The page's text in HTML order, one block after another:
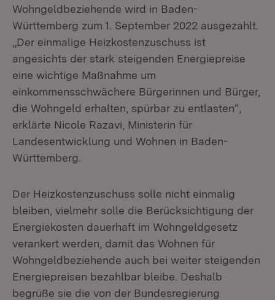
Wohngeldbeziehende wird in Baden-
Württemberg zum 1. September 2022 ausgezahlt.
„Der einmalige Heizkostenzuschuss ist
angesichts der stark steigenden Energiepreise
eine wichtige Maßnahme um
einkommensschwächere Bürgerinnen und Bürger,
die Wohngeld erhalten, spürbar zu entlasten“,
erklärte Nicole Razavi, Ministerin für
Landesentwicklung und Wohnen in Baden-
Württemberg.
Der Heizkostenzuschuss solle nicht einmalig
bleiben, vielmehr solle die Berücksichtigung der
Energiekosten dauerhaft im Wohngeldgesetz
verankert werden, damit das Wohnen für
Wohngeldbeziehende auch bei weiter steigenden
Energiepreisen bezahlbar bleibe. Deshalb
begrüße sie die von der Bundesregierung